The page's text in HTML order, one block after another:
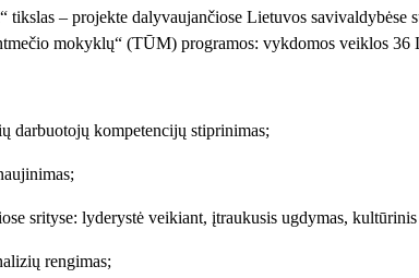
tikslas – projekte dalyvaujančiose Lietuvos
mokyklų“ (TŪM) programos: vykdomos veiklos 36
darbuotojų kompetencijų stiprinimas;
srityse: lyderystė veikiant, įtraukusis ugdymas,
rengimas;